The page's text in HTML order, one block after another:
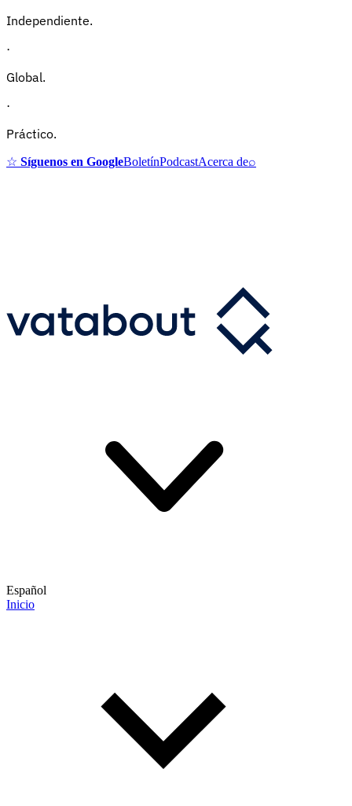
Independiente.
·
Global.
·
Práctico.
☆ Síguenos en GoogleBoletínPodcastAcerca de⌕
Español
Inicio